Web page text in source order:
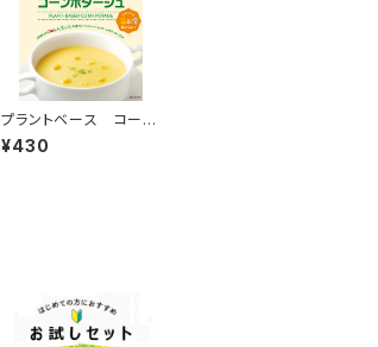
プラントベース コーン
ポタージュ 温製・冷製
¥430